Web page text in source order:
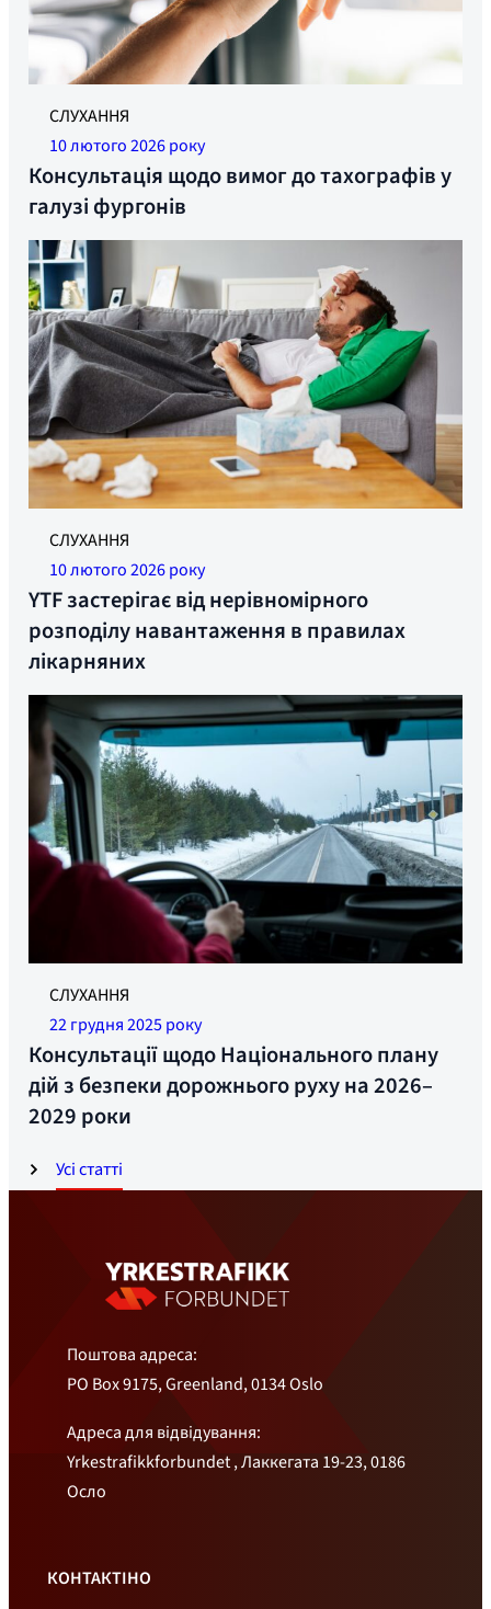
Усі статті
СЛУХАННЯ
10 лютого 2026 року
Консультація щодо вимог до тахографів у
галузі фургонів
Ілюстративне фото.
СЛУХАННЯ
10 лютого 2026 року
YTF застерігає від нерівномірного
розподілу навантаження в правилах
лікарняних
Зараз будується більше зон відпочинку для
цілодобового перебування. Фото: Йонас Рууд
СЛУХАННЯ
22 грудня 2025 року
Консультації щодо Національного плану
дій з безпеки дорожнього руху на 2026–
2029 роки
Поштова адреса:
PO Box 9175, Greenland, 0134 Oslo
Адреса для відвідування:
Yrkestrafikkforbundet , Лаккегата 19-23, 0186
Осло
КОНТАКТІНО